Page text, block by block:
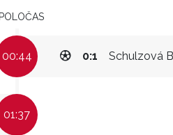
00:44 Schulzová
0:1
01:37